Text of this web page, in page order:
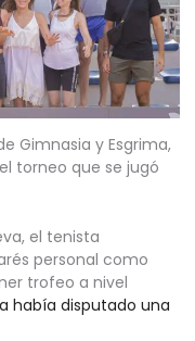
Gimnasia y Esgrima,
torneo que se jugó
el tenista
personal como
trofeo a nivel
había disputado una